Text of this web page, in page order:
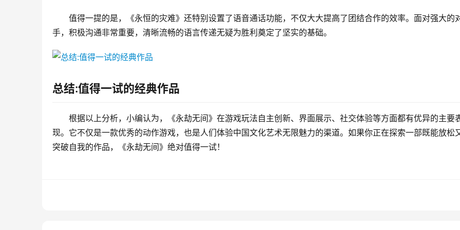
值得一提的是，《永恒的灾难》还特别设置了语音通话功能，不仅大大提高了团结合作的效率。面对强大的
手，积极沟通非常重要，清晰流畅的语言传递无疑为胜利奠定了坚实的基础。
总结:值得一试的经典作品
根据以上分析，小编认为，《永劫无间》在游戏玩法自主创新、界面展示、社交体验等方面都有优异的主要
现。它不仅是一款优秀的动作游戏，也是人们体验中国文化艺术无限魅力的渠道。如果你正在探索一部既能放松
突破自我的作品，《永劫无间》绝对值得一试！